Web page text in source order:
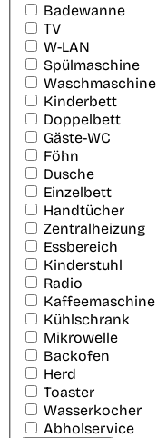
Badewanne
TV
W-LAN
Spülmaschine
Waschmaschine
Kinderbett
Doppelbett
Gäste-WC
Föhn
Dusche
Einzelbett
Handtücher
Zentralheizung
Essbereich
Kinderstuhl
Radio
Kaffeemaschine
Kühlschrank
Mikrowelle
Backofen
Herd
Toaster
Wasserkocher
Abholservice